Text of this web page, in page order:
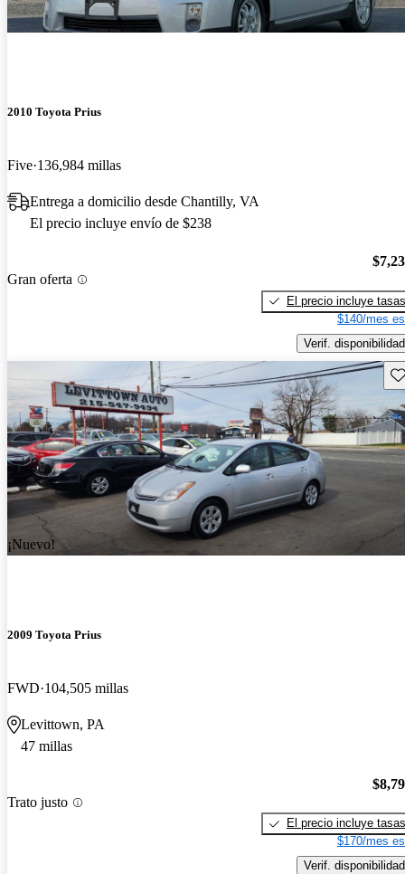
2010 Toyota Prius
Five 136,984 millas
Entrega a domicilio desde Chantilly, VA
El precio incluye envío de $238
Gran oferta
El precio incluye tasas
$140/mes
Verif. disponibilidad
¡Nuevo!
2009 Toyota Prius
FWD 104,505 millas
Levittown, PA
47 millas
Trato justo
El precio incluye tasas
$170/mes
Verif. disponibilidad